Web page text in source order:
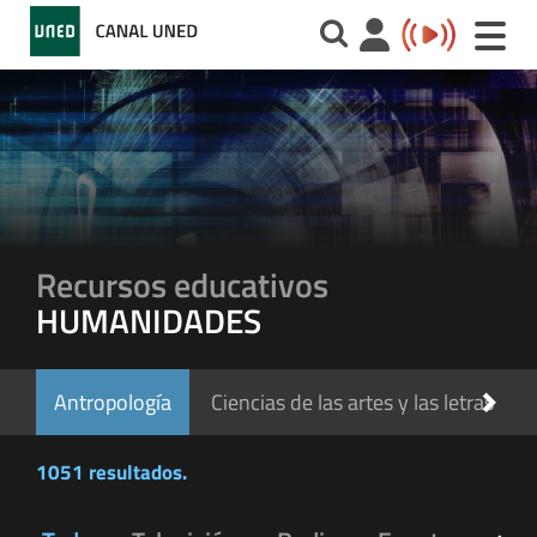
Toggle
Recursos educativos
HUMANIDADES
Antropología Ciencias de las artes y las letras
1051 resultados.